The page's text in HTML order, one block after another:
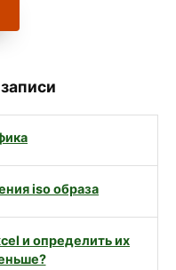
iso образа
и определить их